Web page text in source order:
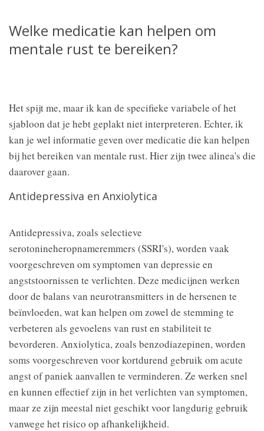
Welke medicatie kan helpen om
mentale rust te bereiken?
Het spijt me, maar ik kan de specifieke variabele of het
sjabloon dat je hebt geplakt niet interpreteren. Echter, ik
kan je wel informatie geven over medicatie die kan helpen
bij het bereiken van mentale rust. Hier zijn twee alinea's die
daarover gaan.
Antidepressiva en Anxiolytica
Antidepressiva, zoals selectieve
serotonineheropnameremmers (SSRI's), worden vaak
voorgeschreven om symptomen van depressie en
angststoornissen te verlichten. Deze medicijnen werken
door de balans van neurotransmitters in de hersenen te
beïnvloeden, wat kan helpen om zowel de stemming te
verbeteren als gevoelens van rust en stabiliteit te
bevorderen. Anxiolytica, zoals benzodiazepinen, worden
soms voorgeschreven voor kortdurend gebruik om acute
angst of paniek aanvallen te verminderen. Ze werken snel
en kunnen effectief zijn in het verlichten van symptomen,
maar ze zijn meestal niet geschikt voor langdurig gebruik
vanwege het risico op afhankelijkheid.